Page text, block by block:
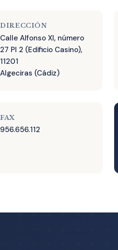
DIRECCIÓN
Calle Alfonso XI, número
27 Pl 2 (Edificio Casino),
11201
Algeciras (Cádiz)
FAX
956.656.112